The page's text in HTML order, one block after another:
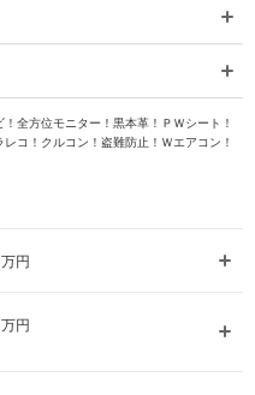
全方位モニター！黒本革！ＰＷシート！
コ！クルコン！盗難防止！Ｗエアコン！
万円
万円